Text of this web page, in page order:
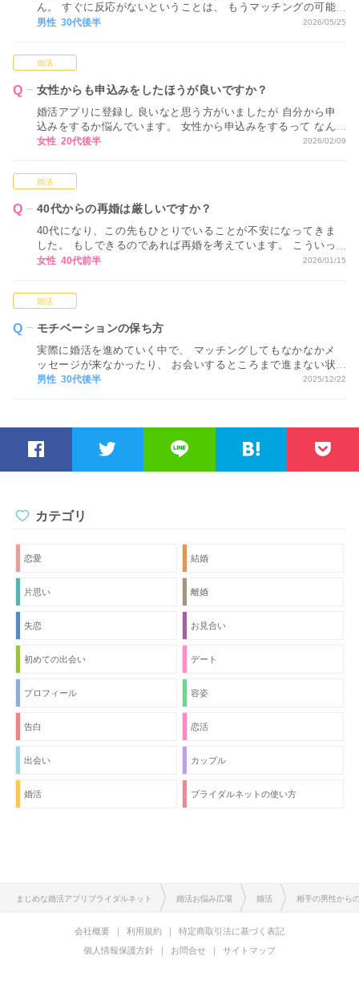
ん。 すぐに反応がないということは、 もうマッチングの可能
性はないということでしょうか…？
男性 30代後半 2026/05/25
婚活
女性からも申込みをしたほうが良いですか？
婚活アプリに登録し 良いなと思う方がいましたが 自分から申
込みをするか悩んでいます。 女性から申込みをするって なん
だか気恥ずかしく感じてしまいます。
女性 20代後半 2026/02/09
婚活
40代からの再婚は厳しいですか？
40代になり、この先もひとりでいることが不安になってきま
した。 もしできるのであれば再婚を考えています。 こういっ
たネットでの婚活では、40代からの再婚は厳しいですか？ ア
女性 40代前半 2026/01/15
婚活
モチベーションの保ち方
実際に婚活を進めていく中で、 マッチングしてもなかなかメ
ッセージが来なかったり、 お会いするところまで進まない状
況が続くと、 どうしても気持ちが疲れてしまい、 モチベーシ
男性 30代後半 2025/12/22
カテゴリ
恋愛 結婚
片思い 離婚
失恋 お見合い
初めての出会い デート
プロフィール 容姿
告白 恋活
出会い カップル
婚活 ブライダルネットの使い方
まじめな婚活アプリブライダルネット 婚活お悩み広場 婚活 相手の男性から
会社概要 利用規約
特定商取引法に基づく表記
個人情報保護方針
お問合せ サイトマップ